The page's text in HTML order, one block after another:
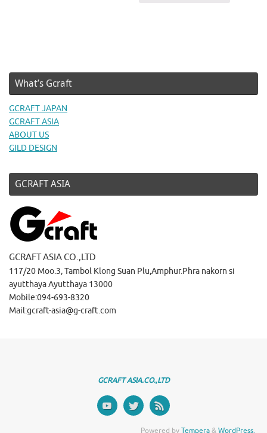
What’s Gcraft
GCRAFT JAPAN
GCRAFT ASIA
ABOUT US
GILD DESIGN
GCRAFT ASIA
GCRAFT ASIA CO.,LTD
117/20 Moo.3, Tambol Klong Suan Plu,Amphur.Phra nakorn si
ayutthaya Ayutthaya 13000
Mobile:094-693-8320
Mail:gcraft-asia@g-craft.com
GCRAFT ASIA.CO.,LTD
Powered byTempera&WordPress.